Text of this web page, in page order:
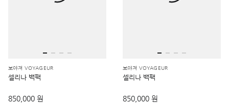
보야져 VOYAGEUR
셀리나 백팩
850,000 원
보야져 VOYAGEUR
셀리나 백팩
850,000 원